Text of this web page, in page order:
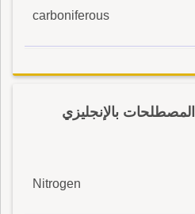
carboniferous
بالإنجليزي
Nitrogen